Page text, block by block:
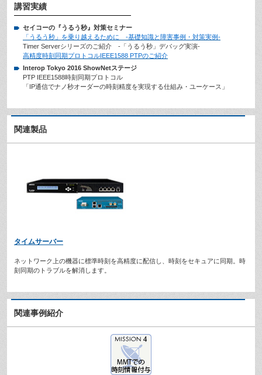
講習実績
セイコーの『うるう秒』対策セミナー
「うるう秒」を乗り越えるために -基礎知識と障害事例・対策実例-
Timer Serverシリーズのご紹介 -「うるう秒」デバッグ実演-
高精度時刻同期プロトコルIEEE1588 PTPのご紹介
Interop Tokyo 2016 ShowNetステージ
PTP IEEE1588時刻同期プロトコル
「IP通信でナノ秒オーダーの時刻精度を実現する仕組み・ユーケース」
関連製品
タイムサーバー
ネットワーク上の機器に標準時刻を高精度に配信し、時刻をセキュアに同期。時
刻同期のトラブルを解消します。
関連事例紹介